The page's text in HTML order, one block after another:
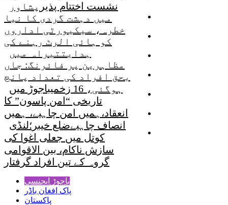
نشست اختتام پذیر پشاور
میں دہشت گردی کا نیا
خطرہ، سیکیورٹی اداروں
کو ہائی الرٹ رہنے کی
ہدایت تیراہ میں
مظاہرین پر فائرنگ: جاں
بحق افراد کی تعداد پانچ
ہوگئی، 16 زخمی
باجوڑ میں
تاریخی “امن پاسون” کا
انعقاد،ہمیں امن چاہیے، ہمیں
انصاف چاہیےضلع خیبر؛لنڈی
کوتل میں جعلی اغوا کی
سازش ناکام، بین الاقوامی
گروہ کے تین افراد گرفتار
باجوڑ ایجنسی
پاک افغان باڈر
پاکستان